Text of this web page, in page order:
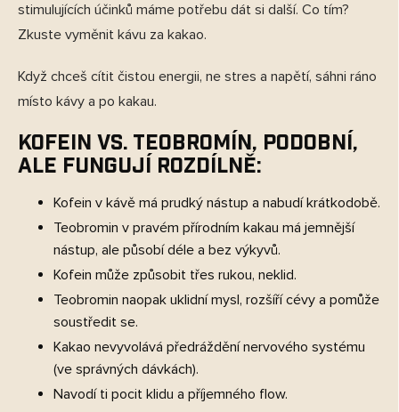
stimulujících účinků máme potřebu dát si další. Co tím?
Zkuste vyměnit kávu za kakao.
Když chceš cítit čistou energii, ne stres a napětí, sáhni ráno
místo kávy a po kakau.
KOFEIN VS. TEOBROMÍN, podobní,
ale fungují rozdílně:
Kofein v kávě má ​​prudký nástup a nabudí krátkodobě.
Teobromin v pravém přírodním kakau má jemnější
nástup, ale působí déle a bez výkyvů.
Kofein může způsobit třes rukou, neklid.
Teobromin naopak uklidní mysl, rozšíří cévy a pomůže
soustředit se.
Kakao nevyvolává předráždění nervového systému
(ve správných dávkách).
Navodí ti pocit klidu a příjemného flow.